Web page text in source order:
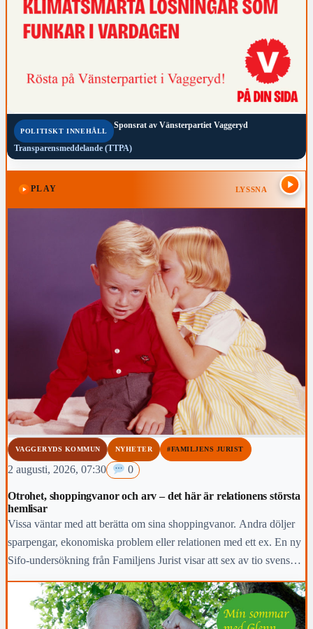
POLITISKT INNEHÅLL
Sponsrat av Vänsterpartiet Vaggeryd
Transparensmeddelande (TTPA)
PLAY LYSSNA
VAGGERYDS KOMMUN NYHETER #FAMILJENS JURIST
2 augusti, 2026, 07:30 0
Otrohet, shoppingvanor och arv – det här är relationens största
hemlisar
Vissa väntar med att berätta om sina shoppingvanor. Andra döljer
sparpengar, ekonomiska problem eller relationen med ett ex. En ny
Sifo-undersökning från Familjens Jurist visar att sex av tio svenskar
(61 procent) någon gång har haft en hemlighet för sin partner.